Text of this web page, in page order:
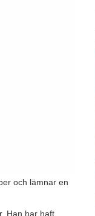
och lämnar en
Han har haft